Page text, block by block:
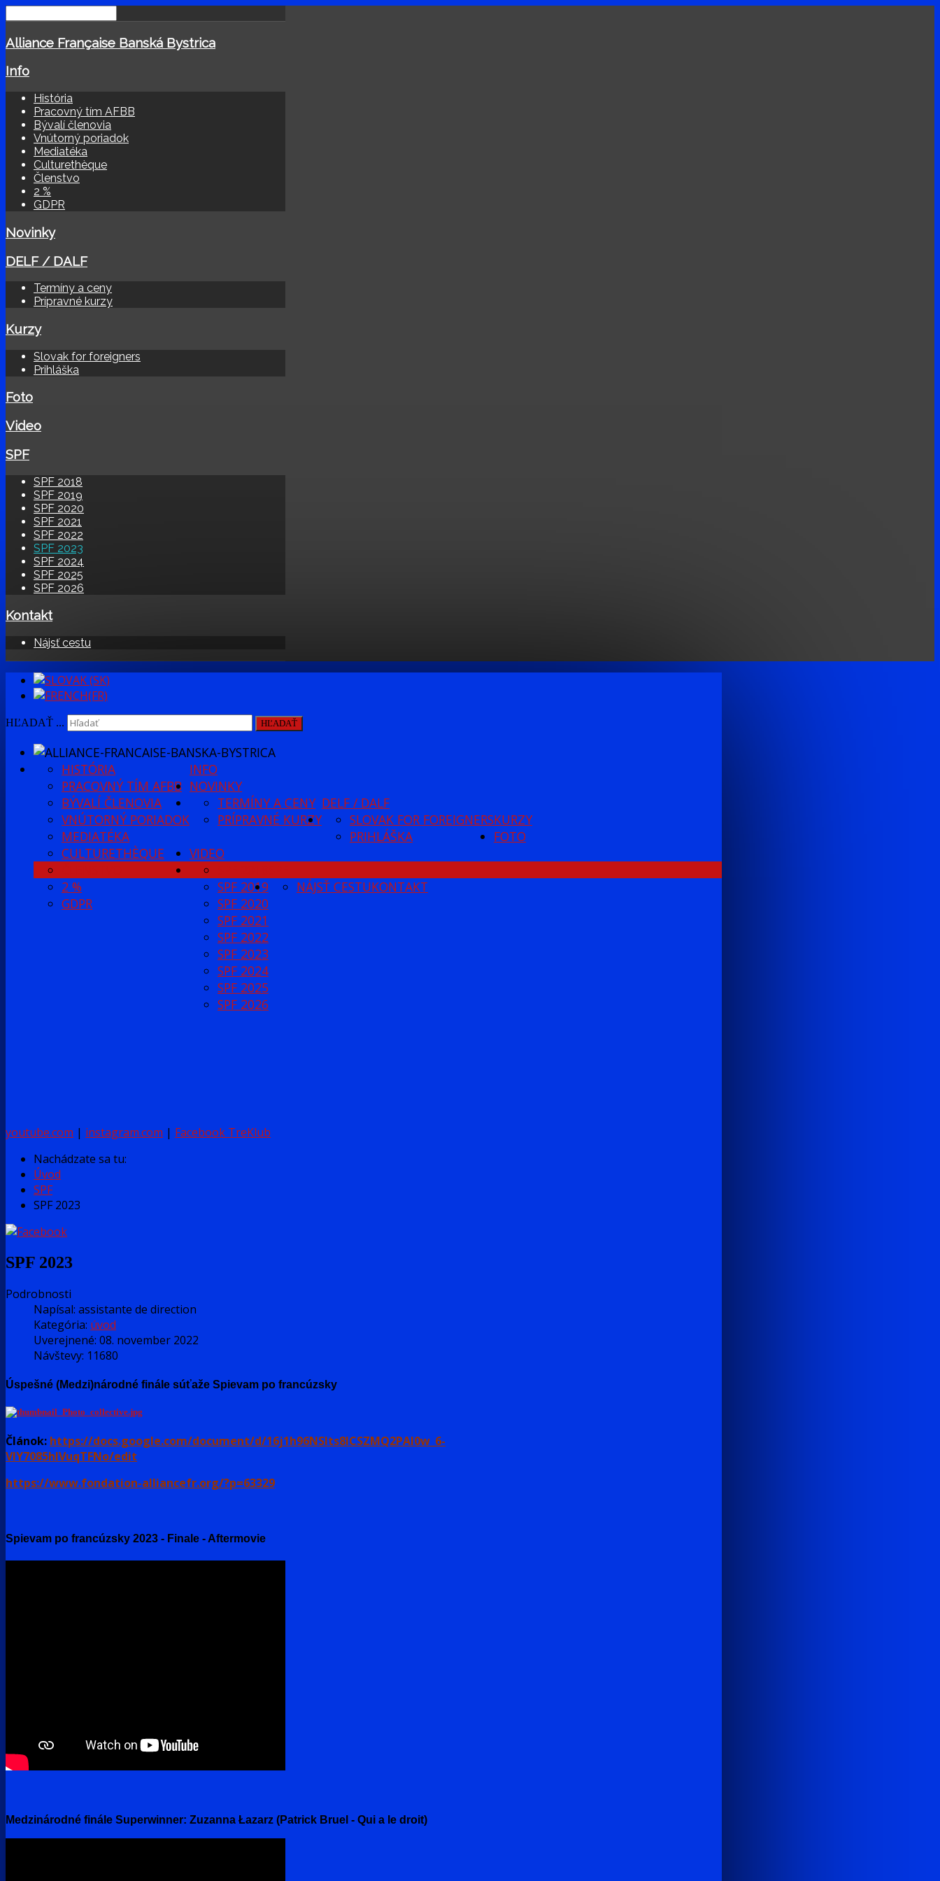
Alliance Française Banská Bystrica
Info
História
Pracovný tím AFBB
Bývalí členovia
Vnútorný poriadok
Mediatéka
Culturethèque
Členstvo
2 %
GDPR
Novinky
DELF / DALF
Termíny a ceny
Prípravné kurzy
Kurzy
Slovak for foreigners
Prihláška
Foto
Video
SPF
SPF 2018
SPF 2019
SPF 2020
SPF 2021
SPF 2022
SPF 2023
SPF 2024
SPF 2025
SPF 2026
Kontakt
Nájsť cestu
HĽADAŤ ... HĽADAŤ
INFO
HISTÓRIA
PRACOVNÝ TÍM AFBB
BÝVALÍ ČLENOVIA
VNÚTORNÝ PORIADOK
MEDIATÉKA
CULTURETHÈQUE
2 %
GDPR
NOVINKY
DELF / DALF
TERMÍNY A CENY
PRÍPRAVNÉ KURZY
KURZY
SLOVAK FOR FOREIGNERS
PRIHLÁŠKA
FOTO
VIDEO
SPF 2019
SPF 2020
SPF 2021
SPF 2022
SPF 2023
SPF 2024
SPF 2025
SPF 2026
KONTAKT
NÁJSŤ CESTU
youtube.com | instagram.com | Facebook TreKlub
Nachádzate sa tu:
Úvod
SPF
SPF 2023
SPF 2023
Podrobnosti
Napísal: assistante de direction
Kategória: úvod
Uverejnené: 08. november 2022
Návštevy: 11680
Úspešné (Medzi)národné finále súťaže Spievam po francúzsky
Článok: https://docs.google.com/document/d/16j1h96NSlts8ICSZMQ2PAI0w_6-
VlY7085hIVuqTFNo/edit
https://www.fondation-alliancefr.org/?p=63329
Spievam po francúzsky 2023 - Finale - Aftermovie
Medzinárodné finále Superwinner: Zuzanna Łazarz (Patrick Bruel - Qui a le droit)